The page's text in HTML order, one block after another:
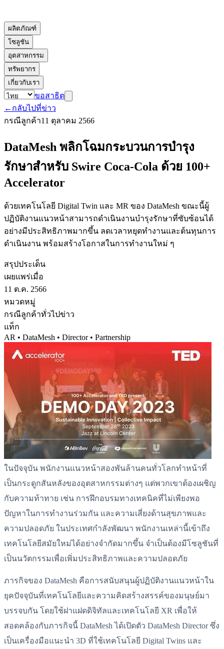
ผลิตภัณฑ์
โซลูชัน
อุตสาหกรรม
ทรัพยากร
เกี่ยวกับเรา
ขอสาธิต
← กลับไปที่ข่าว
กรณีลูกค้า11 ตุลาคม 2566
DataMesh พลิกโฉมกระบวนการบำรุง
รักษาสำหรับ Swire Coca-Cola ด้วย 100+
Accelerator
ด้วยเทคโนโลยี Digital Twin และ MR ของ DataMesh ขณะนี้ผู้
ปฏิบัติงานแนวหน้าสามารถดำเนินงานบำรุงรักษาที่ซับซ้อนได้
อย่างมีประสิทธิภาพมากขึ้น ลดเวลาหยุดทำงานและต้นทุนการ
ดำเนินงาน พร้อมสร้างโอกาสในการทำงานใหม่ ๆ
สรุปประเด็น
เผยแพร่เมื่อ
11 ต.ค. 2566
หมวดหมู่
กรณีลูกค้าทั่วไปข่าว
แท็ก
AR • DataMesh • Director • Partnership
ในปัจจุบัน พนักงานแนวหน้าสองพันล้านคนทั่วโลกทำหน้าที่
เป็นกระดูกสันหลังของอุตสาหกรรมต่างๆ แต่พวกเขาต้องเผชิญ
กับความท้าทาย เช่น การฝึกอบรมทางเทคนิคที่ไม่เพียงพอ
ปัญหาในการทำงานร่วมกัน และความเสี่ยงด้านสุขภาพและ
ความปลอดภัย ในประเทศกำลังพัฒนา พนักงานเหล่านี้เข้าถึง
เทคโนโลยีสมัยใหม่ได้อย่างจำกัดมากขึ้น จำเป็นต้องมีโซลูชันที่
เป็นนวัตกรรมเพื่อเพิ่มประสิทธิภาพและความปลอดภัย
ภารกิจของ DataMesh คือการสนับสนุนผู้ปฏิบัติงานแนวหน้าใน
ยุคปัจจุบันที่เทคโนโลยีและความคิดสร้างสรรค์ของมนุษย์มา
บรรจบกัน โดยใช้ฝาแฝดดิจิทัลและเทคโนโลยี XR เพื่อให้
สอดคล้องกับภารกิจนี้ DataMesh ได้เปิดตัว DataMesh Director ซึ่ง
เป็นเครื่องมือแนะนำ 3D ที่ใช้เทคโนโลยี Digital Twins และ